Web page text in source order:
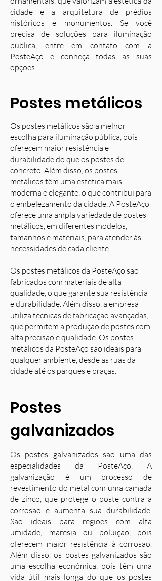
cidade e a arquitetura de prédios
históricos e monumentos. Se você
precisa de soluções para iluminação
pública, entre em contato com a
PosteAço e conheça todas as suas
opções.
Postes metálicos
Os postes metálicos são a melhor
escolha para iluminação pública, pois
oferecem maior resistência e
durabilidade do que os postes de
concreto. Além disso, os postes
metálicos têm uma estética mais
moderna e elegante, o que contribui para
o embelezamento da cidade. A PosteAço
oferece uma ampla variedade de postes
metálicos, em diferentes modelos,
tamanhos e materiais, para atender às
necessidades de cada cliente.
Os postes metálicos da PosteAço são
fabricados com materiais de alta
qualidade, o que garante sua resistência
e durabilidade. Além disso, a empresa
utiliza técnicas de fabricação avançadas,
que permitem a produção de postes com
alta precisão e qualidade. Os postes
metálicos da PosteAço são ideais para
qualquer ambiente, desde as ruas da
cidade até os parques e praças.
Postes
galvanizados
Os postes galvanizados são uma das
especialidades da PosteAço. A
galvanização é um processo de
revestimento do metal com uma camada
de zinco, que protege o poste contra a
corrosão e aumenta sua durabilidade.
São ideais para regiões com alta
umidade, maresia ou poluição, pois
oferecem maior resistência à corrosão.
Além disso, os postes galvanizados são
uma escolha econômica, pois têm uma
vida útil mais longa do que os postes